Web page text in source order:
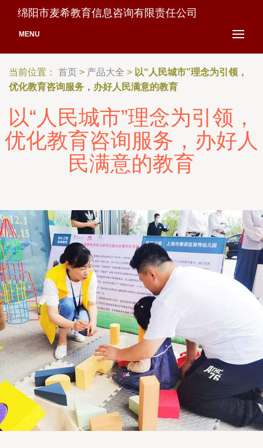
绵阳市麦希教育信息咨询有限责任公司
MENU
当前位置： 首页 > 产品大全 > 以“人民城市”理念为引领，
优化教育咨询服务，办好人民满意的教育
以“人民城市”理念为引领，
优化教育咨询服务，办好人
民满意的教育